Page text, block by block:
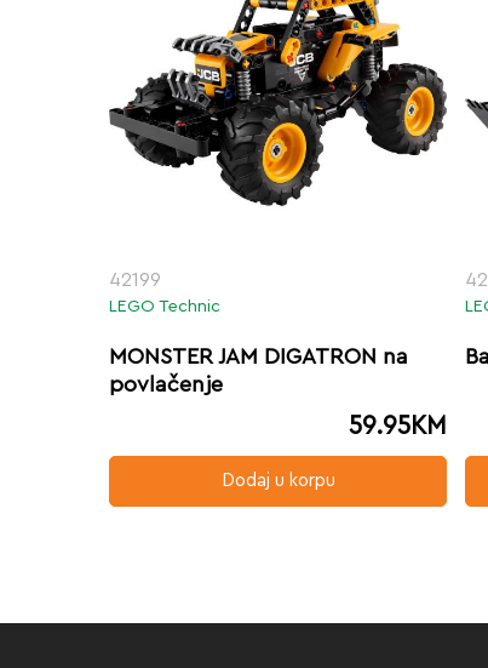
42199
LEGO Technic
MONSTER JAM DIGATRON na
povlačenje
59.95KM
Dodaj u korpu